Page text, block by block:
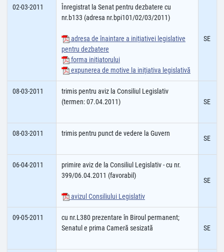
02-03-2011
Înregistrat la Senat pentru dezbatere cu
nr.b133 (adresa nr.bpi101/02/03/2011)
adresa de înaintare a iniţiativei legislative
pentru dezbatere
forma iniţiatorului
expunerea de motive la iniţiativa legislativă
SE
08-03-2011
trimis pentru aviz la Consiliul Legislativ
(termen: 07.04.2011)
SE
08-03-2011 trimis pentru punct de vedere la Guvern
SE
06-04-2011
primire aviz de la Consiliul Legislativ - cu nr.
399/06.04.2011 (favorabil)
avizul Consiliului Legislativ
SE
09-05-2011
cu nr.L380 prezentare în Biroul permanent;
Senatul e prima Cameră sesizată
SE